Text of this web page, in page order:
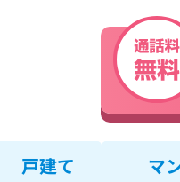
戸建て マ